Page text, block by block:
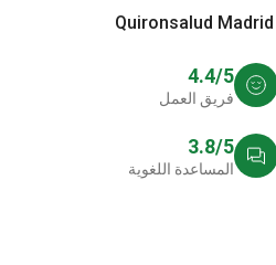
4.4/5
فريق العمل
3.8/5
المساعدة اللغوية